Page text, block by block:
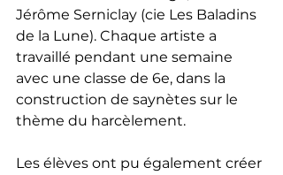
Jérôme Serniclay (cie Les Baladins
de la Lune). Chaque artiste a
travaillé pendant une semaine
avec une classe de 6e, dans la
construction de saynètes sur le
thème du harcèlement.
Les élèves ont pu également créer